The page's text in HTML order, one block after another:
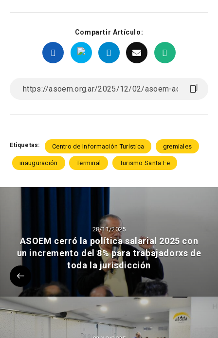
Compartir Artículo:
Etiquetas: Centro de Información Turística gremiales
inauguración Terminal Turismo Santa Fe
28/11/2025
ASOEM cerró la política salarial 2025 con
un incremento del 8% para trabajadorxs de
toda la jurisdicción